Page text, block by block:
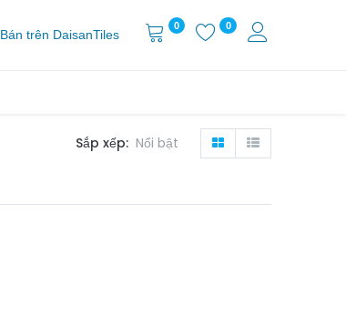
Bán trên DaisanTiles
0 0
Sắp xếp: Nổi bật